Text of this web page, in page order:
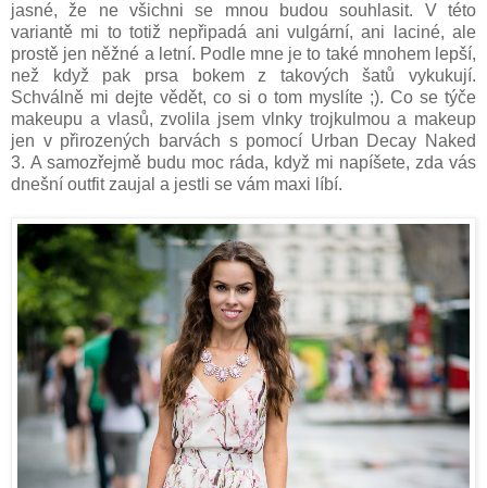
jasné, že ne všichni se mnou budou souhlasit. V této
variantě mi to totiž nepřipadá ani vulgární, ani laciné, ale
prostě jen něžné a letní. Podle mne je to také mnohem lepší,
než když pak prsa bokem z takových šatů vykukují.
Schválně mi dejte vědět, co si o tom myslíte ;). Co se týče
makeupu a vlasů, zvolila jsem vlnky trojkulmou a makeup
jen v přirozených barvách s pomocí Urban Decay Naked
3. A samozřejmě budu moc ráda, když mi napíšete, zda vás
dnešní outfit zaujal a jestli se vám maxi líbí.